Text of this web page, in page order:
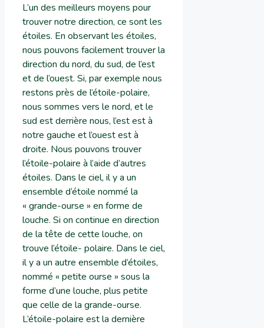
L’un des meilleurs moyens pour
trouver notre direction, ce sont les
étoiles. En observant les étoiles,
nous pouvons facilement trouver la
direction du nord, du sud, de l’est
et de l’ouest. Si, par exemple nous
restons près de l’étoile-polaire,
nous sommes vers le nord, et le
sud est derrière nous, l’est est à
notre gauche et l’ouest est à
droite. Nous pouvons trouver
l’étoile-polaire à l’aide d’autres
étoiles. Dans le ciel, il y a un
ensemble d’étoile nommé la
« grande-ourse » en forme de
louche. Si on continue en direction
de la tête de cette louche, on
trouve l’étoile- polaire. Dans le ciel,
il y a un autre ensemble d’étoiles,
nommé « petite ourse » sous la
forme d’une louche, plus petite
que celle de la grande-ourse.
L’étoile-polaire est la dernière